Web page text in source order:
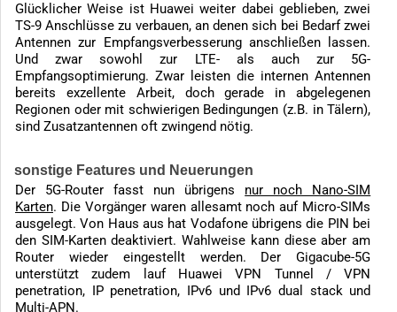
Glücklicher Weise ist Huawei weiter dabei geblieben, zwei
TS-9 Anschlüsse zu verbauen, an denen sich bei Bedarf zwei
Antennen zur Empfangsverbesserung anschließen lassen.
Und zwar sowohl zur LTE- als auch zur 5G-
Empfangsoptimierung. Zwar leisten die internen Antennen
bereits exzellente Arbeit, doch gerade in abgelegenen
Regionen oder mit schwierigen Bedingungen (z.B. in Tälern),
sind Zusatzantennen oft zwingend nötig.
sonstige Features und Neuerungen
Der 5G-Router fasst nun übrigens nur noch Nano-SIM
Karten. Die Vorgänger waren allesamt noch auf Micro-SIMs
ausgelegt. Von Haus aus hat Vodafone übrigens die PIN bei
den SIM-Karten deaktiviert. Wahlweise kann diese aber am
Router wieder eingestellt werden. Der Gigacube-5G
unterstützt zudem lauf Huawei VPN Tunnel / VPN
penetration, IP penetration, IPv6 und IPv6 dual stack und
Multi-APN.